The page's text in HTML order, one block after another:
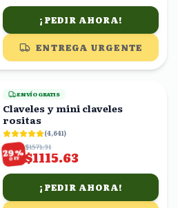
¡PEDIR AHORA!
ENTREGA URGENTE
ENVÍO GRATIS
Claveles y mini claveles
rositas
(4,641)
29%
OFF
$1571.31
$1115.63
¡PEDIR AHORA!